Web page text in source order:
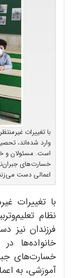
با تغییرات
وارد شده‌اند،
است. مسئولان و
خسارت‌های
اعمالی دست
با تغییرات
نظام
فرزندان
خانواده‌ها
خسارت‌های
آموزشی، به